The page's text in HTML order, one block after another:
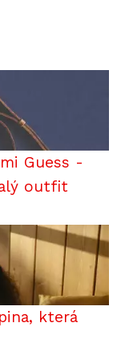
Guess -
outfit
která